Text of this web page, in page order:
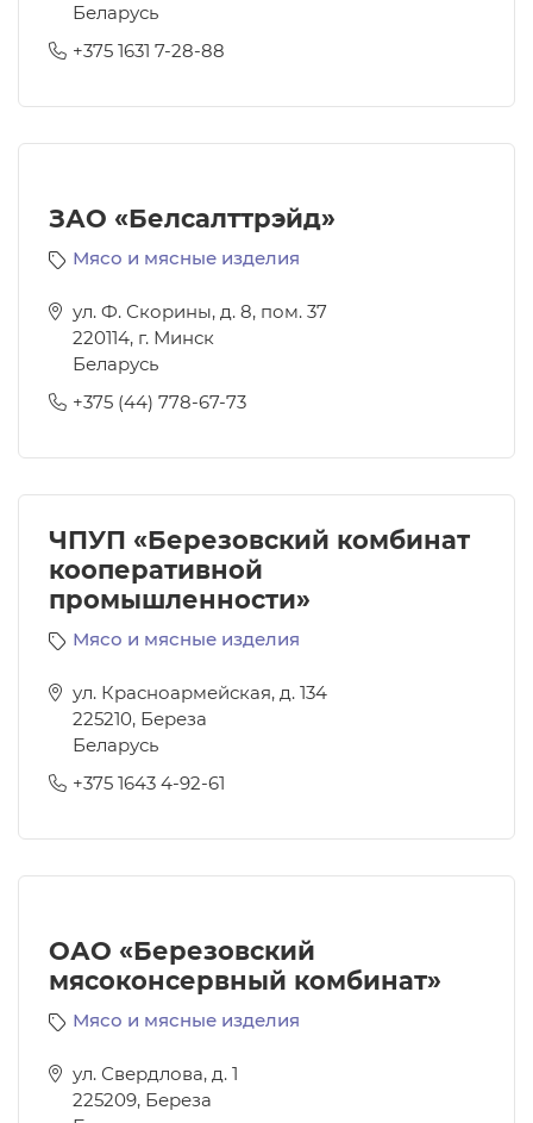
Беларусь
+375 1631 7-28-88
ЗАО «Белсалттрэйд»
Мясо и мясные изделия
ул. Ф. Скорины, д. 8, пом. 37
220114, г. Минск
Беларусь
+375 (44) 778-67-73
ЧПУП «Березовский комбинат
кооперативной
промышленности»
Мясо и мясные изделия
ул. Красноармейская, д. 134
225210, Береза
Беларусь
+375 1643 4-92-61
ОАО «Березовский
мясоконсервный комбинат»
Мясо и мясные изделия
ул. Свердлова, д. 1
225209, Береза